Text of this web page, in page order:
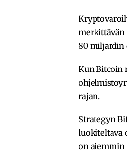
merkittävän
80 miljardin
Kun Bitcoin
rajan.
Strategyn
luokiteltava
on